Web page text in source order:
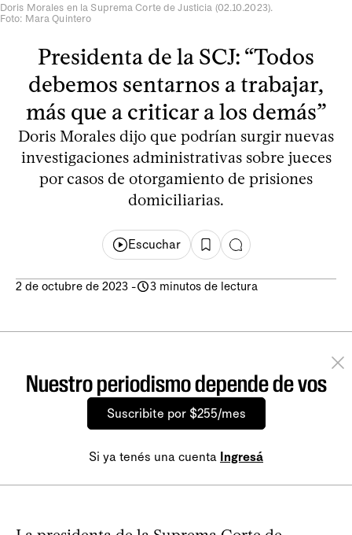
Doris Morales en la Suprema Corte de Justicia (02.10.2023).
Foto: Mara Quintero
Presidenta de la SCJ: “Todos
debemos sentarnos a trabajar,
más que a criticar a los demás”
Doris Morales dijo que podrían surgir nuevas
investigaciones administrativas sobre jueces
por casos de otorgamiento de prisiones
domiciliarias.
Escuchar
2 de octubre de 2023 - 3 minutos de lectura
Nuestro periodismo depende de vos
Suscribite por $255/mes
Si ya tenés una cuenta Ingresá